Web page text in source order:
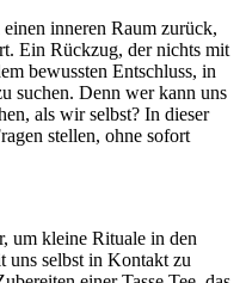
inneren Raum zurück,
Ein Rückzug, der nichts mit
bewussten Entschluss, in
suchen. Denn wer kann uns
als wir selbst? In dieser
stellen, ohne sofort
um kleine Rituale in den
uns selbst in Kontakt zu